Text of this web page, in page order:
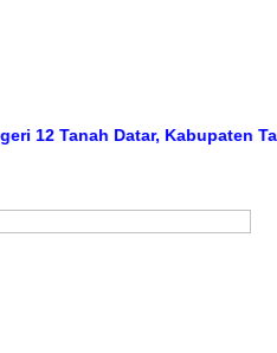
12 Tanah Datar, Kabupaten